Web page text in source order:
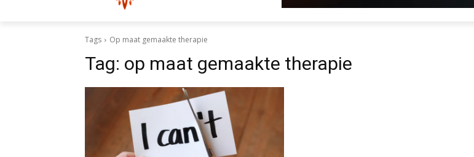
Tags Op maat gemaakte therapie
Tag: op maat gemaakte therapie